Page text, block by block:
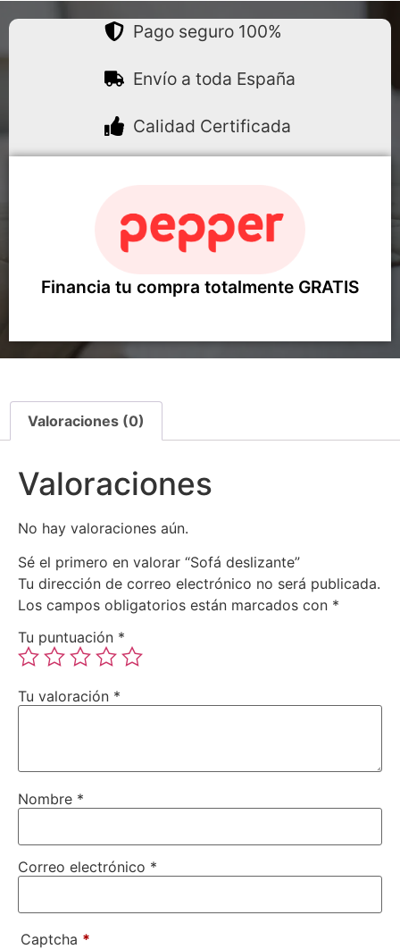
Pago seguro 100%
Envío a toda España
Calidad Certificada
Financia tu compra totalmente GRATIS
Valoraciones (0)
Valoraciones
No hay valoraciones aún.
Sé el primero en valorar “Sofá deslizante”
Tu dirección de correo electrónico no será publicada.
Los campos obligatorios están marcados con *
Tu puntuación *
Tu valoración *
Nombre *
Correo electrónico *
Captcha *